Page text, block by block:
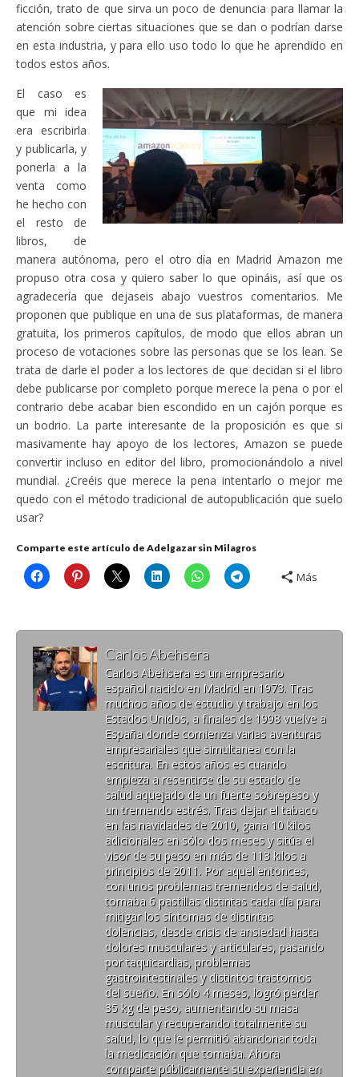
ficción, trato de que sirva un poco de denuncia para llamar la
atención sobre ciertas situaciones que se dan o podrían darse
en esta industria, y para ello uso todo lo que he aprendido en
todos estos años.
El caso es
que mi idea
era escribirla
y publicarla, y
ponerla a la
venta como
he hecho con
el resto de
libros, de
manera autónoma, pero el otro día en Madrid Amazon me
propuso otra cosa y quiero saber lo que opináis, así que os
agradecería que dejaseis abajo vuestros comentarios. Me
proponen que publique en una de sus plataformas, de manera
gratuita, los primeros capítulos, de modo que ellos abran un
proceso de votaciones sobre las personas que se los lean. Se
trata de darle el poder a los lectores de que decidan si el libro
debe publicarse por completo porque merece la pena o por el
contrario debe acabar bien escondido en un cajón porque es
un bodrio. La parte interesante de la proposición es que si
masivamente hay apoyo de los lectores, Amazon se puede
convertir incluso en editor del libro, promocionándolo a nivel
mundial. ¿Creéis que merece la pena intentarlo o mejor me
quedo con el método tradicional de autopublicación que suelo
usar?
Comparte este artículo de Adelgazar sin Milagros
Más
Carlos Abehsera
Carlos Abehsera es un empresario
español nacido en Madrid en 1973. Tras
muchos años de estudio y trabajo en los
Estados Unidos, a finales de 1998 vuelve a
España donde comienza varias aventuras
empresariales que simultanea con la
escritura. En estos años es cuando
empieza a resentirse de su estado de
salud aquejado de un fuerte sobrepeso y
un tremendo estrés. Tras dejar el tabaco
en las navidades de 2010, gana 10 kilos
adicionales en sólo dos meses y sitúa el
visor de su peso en más de 113 kilos a
principios de 2011. Por aquel entonces,
con unos problemas tremendos de salud,
tomaba 6 pastillas distintas cada día para
mitigar los síntomas de distintas
dolencias, desde crisis de ansiedad hasta
dolores musculares y articulares, pasando
por taquicardias, problemas
gastrointestinales y distintos trastornos
del sueño. En sólo 4 meses, logró perder
35 kg de peso, aumentando su masa
muscular y recuperando totalmente su
salud, lo que le permitió abandonar toda
la medicación que tomaba. Ahora
comparte públicamente su experiencia en